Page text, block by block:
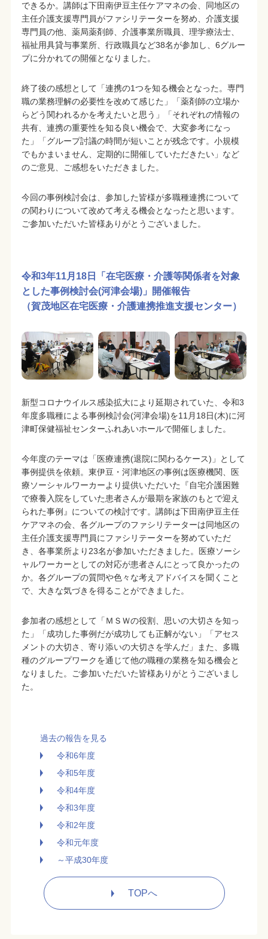
できるか。講師は下田南伊豆主任ケアマネの会、同地区の
主任介護支援専門員がファシリテーターを努め、介護支援
専門員の他、薬局薬剤師、介護事業所職員、理学療法士、
福祉用具貸与事業所、行政職員など38名が参加し、6グルー
プに分かれての開催となりました。
終了後の感想として「連携の1つを知る機会となった。専門
職の業務理解の必要性を改めて感じた」「薬剤師の立場か
らどう関われるかを考えたいと思う」「それぞれの情報の
共有、連携の重要性を知る良い機会で、大変参考になっ
た」「グループ討議の時間が短いことが残念です。小規模
でもかまいません、定期的に開催していただきたい」など
のご意見、ご感想をいただきました。
今回の事例検討会は、参加した皆様が多職種連携について
の関わりについて改めて考える機会となったと思います。
ご参加いただいた皆様ありがとうございました。
令和3年11月18日「在宅医療・介護等関係者を対象
とした事例検討会(河津会場)」開催報告
（賀茂地区在宅医療・介護連携推進支援センター）
新型コロナウイルス感染拡大により延期されていた、令和3
年度多職種による事例検討会(河津会場)を11月18日(木)に河
津町保健福祉センターふれあいホールで開催しました。
今年度のテーマは「医療連携(退院に関わるケース)」として
事例提供を依頼。東伊豆・河津地区の事例は医療機関、医
療ソーシャルワーカーより提供いただいた『自宅介護困難
で療養入院をしていた患者さんが最期を家族のもとで迎え
られた事例』についての検討です。講師は下田南伊豆主任
ケアマネの会、各グループのファシリテーターは同地区の
主任介護支援専門員にファシリテーターを努めていただ
き、各事業所より23名が参加いただきました。医療ソーシ
ャルワーカーとしての対応が患者さんにとって良かったの
か。各グループの質問や色々な考えアドバイスを聞くこと
で、大きな気づきを得ることができました。
参加者の感想として「ＭＳＷの役割、思いの大切さを知っ
た」「成功した事例だが成功しても正解がない」「アセス
メントの大切さ、寄り添いの大切さを学んだ」また、多職
種のグループワークを通じて他の職種の業務を知る機会と
なりました。ご参加いただいた皆様ありがとうございまし
た。
過去の報告を見る
令和6年度
令和5年度
令和4年度
令和3年度
令和2年度
令和元年度
～平成30年度
TOPへ